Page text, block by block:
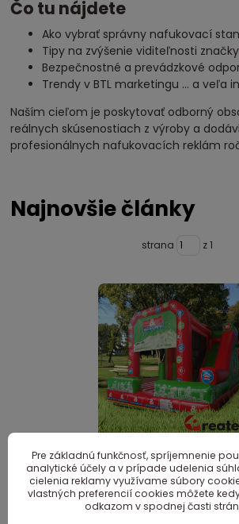
Čo tu nájdete
Ako vybrať správny nafukovací
Tipy na zvýšenie viditeľnosti značky
Bezpečnostné a prevádzkové
Trendy v BTL marketingu ... a veľa
Naším cieľom je poskytovať odborný
reálnych skúsenostiach z výroby a
profesionálnych nafukovacích reklám
Najnovšie články
strana z 1
Návratnosť investície do
reklamy od REATEK Advertising
Pre základnú funkčnosť, spríjemnenie
analytické účely a v prípade udelenia
cielenia reklamy využívame súbory
vlastných preferencií cookies môžete
odkazom v spodnej časti